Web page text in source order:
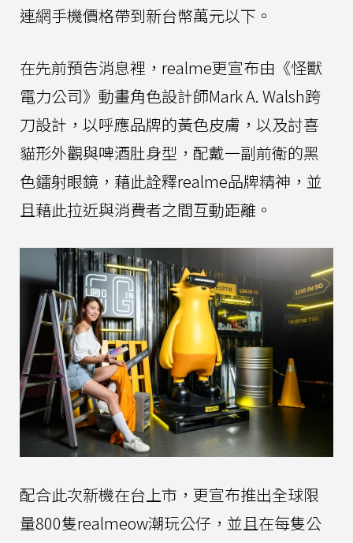
連網手機價格帶到新台幣萬元以下。
在先前預告消息裡，realme更宣布由《怪獸
電力公司》動畫角色設計師Mark A. Walsh跨
刀設計，以呼應品牌的黃色皮膚，以及討喜
貓形外觀與啤酒肚身型，配戴一副前衛的黑
色鐳射眼鏡，藉此詮釋realme品牌精神，並
且藉此拉近與消費者之間互動距離。
配合此次新機在台上市，更宣布推出全球限
量800隻realmeow潮玩公仔，並且在每隻公